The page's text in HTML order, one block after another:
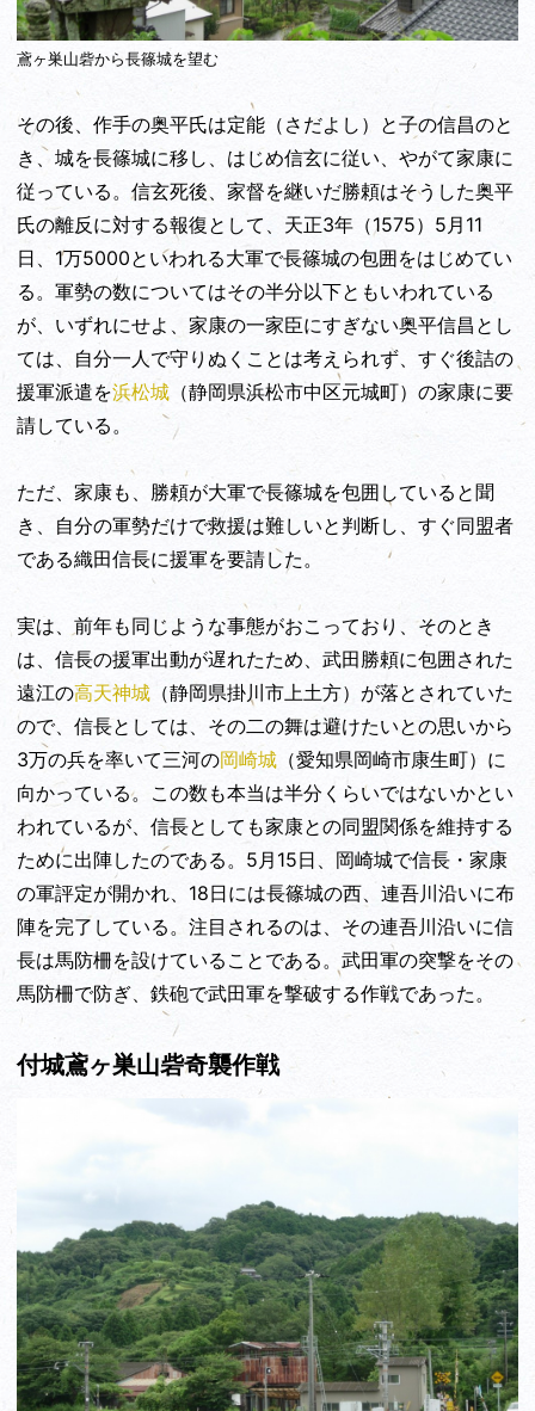
鳶ヶ巣山砦から長篠城を望む
その後、作手の奥平氏は定能（さだよし）と子の信昌のと
き、城を長篠城に移し、はじめ信玄に従い、やがて家康に
従っている。信玄死後、家督を継いだ勝頼はそうした奥平
氏の離反に対する報復として、天正3年（1575）5月11
日、1万5000といわれる大軍で長篠城の包囲をはじめてい
る。軍勢の数についてはその半分以下ともいわれている
が、いずれにせよ、家康の一家臣にすぎない奥平信昌とし
ては、自分一人で守りぬくことは考えられず、すぐ後詰の
援軍派遣を浜松城 （静岡県浜松市中区元城町）の家康に要
請している。
ただ、家康も、勝頼が大軍で長篠城を包囲していると聞
き、自分の軍勢だけで救援は難しいと判断し、すぐ同盟者
である織田信長に援軍を要請した。
実は、前年も同じような事態がおこっており、そのとき
は、信長の援軍出動が遅れたため、武田勝頼に包囲された
遠江の高天神城 （静岡県掛川市上土方）が落とされていた
ので、信長としては、その二の舞は避けたいとの思いから
3万の兵を率いて三河の岡崎城 （愛知県岡崎市康生町）に
向かっている。この数も本当は半分くらいではないかとい
われているが、信長としても家康との同盟関係を維持する
ために出陣したのである。5月15日、岡崎城で信長・家康
の軍評定が開かれ、18日には長篠城の西、連吾川沿いに布
陣を完了している。注目されるのは、その連吾川沿いに信
長は馬防柵を設けていることである。武田軍の突撃をその
馬防柵で防ぎ、鉄砲で武田軍を撃破する作戦であった。
付城鳶ヶ巣山砦奇襲作戦